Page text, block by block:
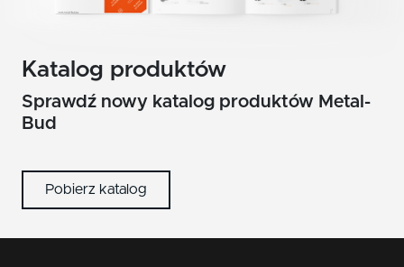
Katalog produktów
Sprawdź nowy katalog produktów Metal-
Bud
Pobierz katalog